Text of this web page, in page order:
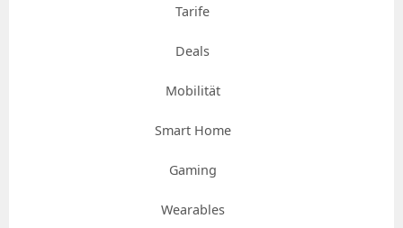
Tarife
Deals
Mobilität
Smart Home
Gaming
Wearables